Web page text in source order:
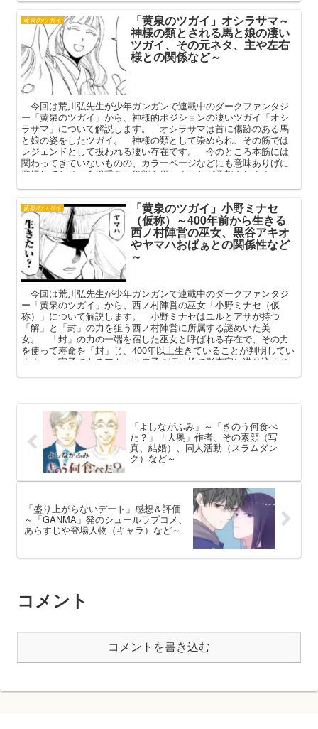
黄泉のツガイ 「黄泉のツガイ」オシラサマ～
神様の類とされる馬と娘の凄い
ツガイ、その元ネタ、主や左右
様との関係など～
今回は荒川弘先生が少年ガンガンで連載中のダークファンタジ
ー「黄泉のツガイ」から、神様的ポジションの凄いツガイ「オシ
ラサマ」について解説します。 オシラサマは首に傷跡のある馬
と娘の姿をしたツガイ。 神様の類として崇められ、その筋では
レジェンドとして扱われる凄い存在です。 今のところ本筋には
関わってきていないものの、カラーページなどにも意味ありげに
登場しており、今後重要な役割を果たすことが予想されます。
黄泉のツガイ 「黄泉のツガイ」小野ミナセ
（仮称）～400年前から生きる
西ノ村陣営の巫女、黒谷アキオ
やヤマハおばぁとの関係性など
～
今回は荒川弘先生が少年ガンガンで連載中のダークファンタジ
ー「黄泉のツガイ」から、西ノ村陣営の巫女「小野ミナセ（仮
称）」について解説します。 小野ミナセはユルとアサが持つ
「解」と「封」の力を狙う西ノ村陣営に所属する謎めいた美
女。 「封」の力の一端を宿した巫女と呼ばれる存在で、その力
を使って寿命を「封」じ、400年以上生きていることが判明してい
ます。 実子であるアキオを赤子の頃に捨て影森家に潜り込ませ
「よしながふみ」～「きのう何食べ
た？」「大奥」作者、その素顔（写
真、結婚）、同人活動（スラムダン
ク）など～
「盛り上がらないデート」感想＆評価
～「GANMA」発のシュールラブコメ、
あらすじや登場人物（キャラ）など～
コメント
コメントを書き込む